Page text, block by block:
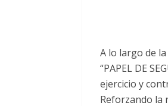
A lo largo de
“PAPEL DE
ejercicio y
Reforzando la